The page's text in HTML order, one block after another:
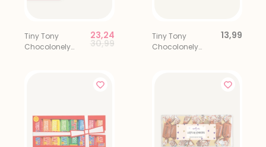
Tiny Tony
Chocolonely
Price reduced from
30,99to
23,24
Tiny Tony
Chocolonely
13,99